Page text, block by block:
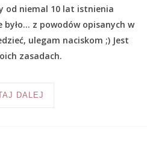
od niemal 10 lat istnienia
z powodów opisanych w
ulegam naciskom ;) Jest
zasadach.
DALEJ